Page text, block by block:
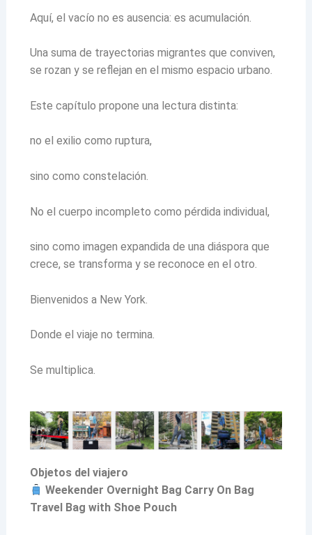
Aquí, el vacío no es ausencia: es acumulación.
Una suma de trayectorias migrantes que conviven,
se rozan y se reflejan en el mismo espacio urbano.
Este capítulo propone una lectura distinta:
no el exilio como ruptura,
sino como constelación.
No el cuerpo incompleto como pérdida individual,
sino como imagen expandida de una diáspora que
crece, se transforma y se reconoce en el otro.
Bienvenidos a New York.
Donde el viaje no termina.
Se multiplica.
Objetos del viajero
Weekender Overnight Bag Carry On Bag
Travel Bag with Shoe Pouch